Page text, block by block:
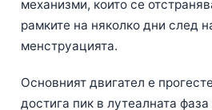
механизми, които се
рамките на няколко дни след
менструацията.
Основният двигател е
достига пик в лутеалната
Română
فارسی
Dansk